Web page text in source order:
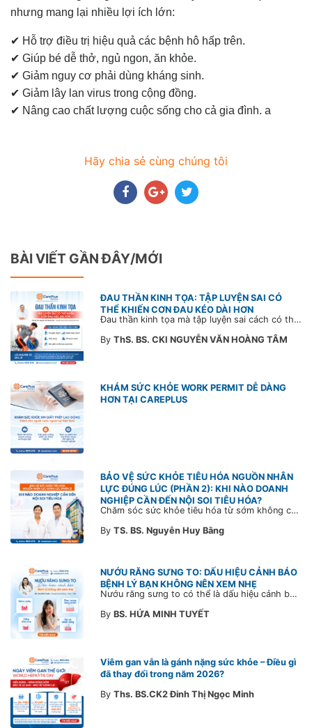
nhưng mang lại nhiều lợi ích lớn:
✔ Hỗ trợ điều trị hiệu quả các bệnh hô hấp trên.
✔ Giúp bé dễ thở, ngủ ngon, ăn khỏe.
✔ Giảm nguy cơ phải dùng kháng sinh.
✔ Giảm lây lan virus trong cộng đồng.
✔ Nâng cao chất lượng cuộc sống cho cả gia đình. a
Hãy chia sẻ cùng chúng tôi
BÀI VIẾT GẦN ĐÂY/MỚI
ĐAU THẦN KINH TỌA: TẬP LUYỆN SAI CÓ
THỂ KHIẾN CƠN ĐAU KÉO DÀI HƠN
Đau thần kinh tọa mà tập luyện sai cách có thể khiến cơn đau trở nặng và kéo dài thời gian hồi phục. Tham khảo chia sẻ của Bác sĩ CarePlus để nắm các động tác cần tránh và có góc nhìn đúng về phương pháp điều trị phù hợp trong bài viết sau.
By ThS. BS. CKI NGUYỄN VĂN HOÀNG TÂM
KHÁM SỨC KHỎE WORK PERMIT DỄ DÀNG
HƠN TẠI CAREPLUS
BẢO VỆ SỨC KHỎE TIÊU HÓA NGUỒN NHÂN
LỰC ĐÚNG LÚC (PHẦN 2): KHI NÀO DOANH
NGHIỆP CẦN ĐẾN NỘI SOI TIÊU HÓA?
Chăm sóc sức khỏe tiêu hóa từ sớm không chỉ giúp phát hiện bệnh kịp thời mà còn góp phần xây dựng đội ngũ khỏe mạnh, ổn định và gắn bó lâu dài. CarePlus sẵn sàng đồng hành cùng doanh nghiệp trong việc thiết kế chương trình chăm sóc sức khỏe phù hợp theo từng nhân sự, nhằm tối ưu hiệu quả đầu tư phúc lợi và phát triển nguồn nhân lực bền vững.
By TS. BS. Nguyễn Huy Bằng
NƯỚU RĂNG SƯNG TO: DẤU HIỆU CẢNH BÁO
BỆNH LÝ BẠN KHÔNG NÊN XEM NHẸ
Nướu răng sưng to có thể là dấu hiệu cảnh báo bệnh lý răng miệng. Cùng Bác sĩ CarePlus tìm hiểu nguyên nhân, triệu chứng và thời điểm cần đi khám bác sĩ trong bài viết dưới đây.
By BS. HỨA MINH TUYẾT
Viêm gan vẫn là gánh nặng sức khỏe – Điều gì
đã thay đổi trong năm 2026?
By Ths. BS.CK2 Đinh Thị Ngọc Minh